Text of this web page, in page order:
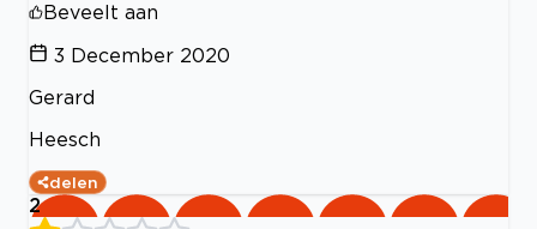
Beveelt aan
3 December 2020
Gerard
Heesch
delen
2